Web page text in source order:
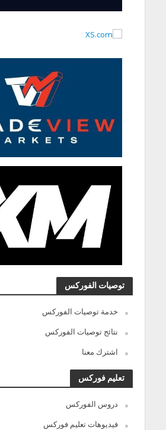
توصيات الفوركس
خدمة توصيات الفوركس
نتائج توصيات الفوركس
اشترك معنا
تعليم فوركس
دروس الفوركس
فيديوهات تعليم فوركس